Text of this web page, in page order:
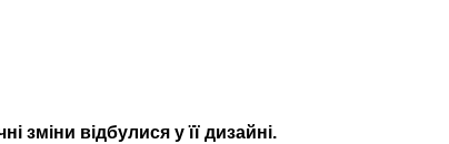
зміни відбулися у її дизайні.